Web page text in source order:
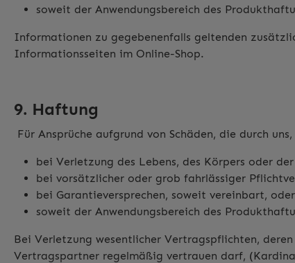
soweit der Anwendungsbereich des
Informationen zu gegebenenfalls geltenden
Informationsseiten im Online-Shop.
9. Haftung
Für Ansprüche aufgrund von Schäden, die durch
bei Verletzung des Lebens, des Körpers oder
bei vorsätzlicher oder grob fahrlässiger
bei Garantieversprechen, soweit vereinbart, oder
soweit der Anwendungsbereich des
Bei Verletzung wesentlicher Vertragspflichten,
Vertragspartner regelmäßig vertrauen darf,